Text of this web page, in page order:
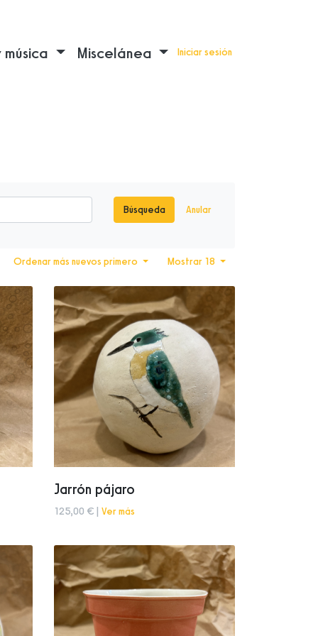
Miscelánea Iniciar sesión
Búsqueda Anular
Mostrar 18
Ordenar más nuevos primero
Jarrón pájaro
125,00 € | Ver más